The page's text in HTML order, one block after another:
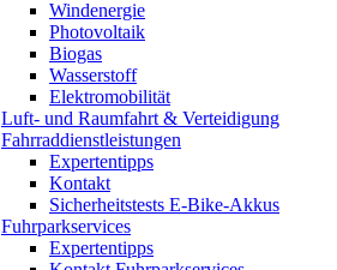
Windenergie
Photovoltaik
Biogas
Wasserstoff
Elektromobilität
Luft- und Raumfahrt & Verteidigung
Fahrraddienstleistungen
Expertentipps
Kontakt
Sicherheitstests E-Bike-Akkus
Fuhrparkservices
Expertentipps